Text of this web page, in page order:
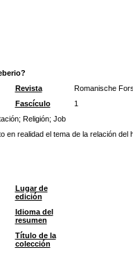
Revista
Romanische
Fascículo
1
; Religión; Job
en realidad el tema de la relación del
Lugar de
edición
Idioma del
resumen
Título de la
colección